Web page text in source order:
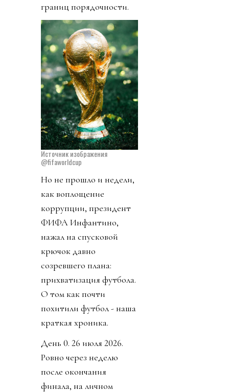
границ порядочности.
Источник изображения
@fifaworldcup
Но не прошло и недели,
как воплощение
коррупции, президент
ФИФА Инфантино,
нажал на спусковой
крючок давно
созревшего плана:
прихватизация футбола.
О том как почти
похитили футбол - наша
краткая хроника.
День 0. 26 июля 2026.
Ровно через неделю
после окончания
финала, на личном